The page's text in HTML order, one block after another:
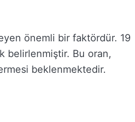
önemli bir faktördür. 19
belirlenmiştir. Bu oran,
beklenmektedir.